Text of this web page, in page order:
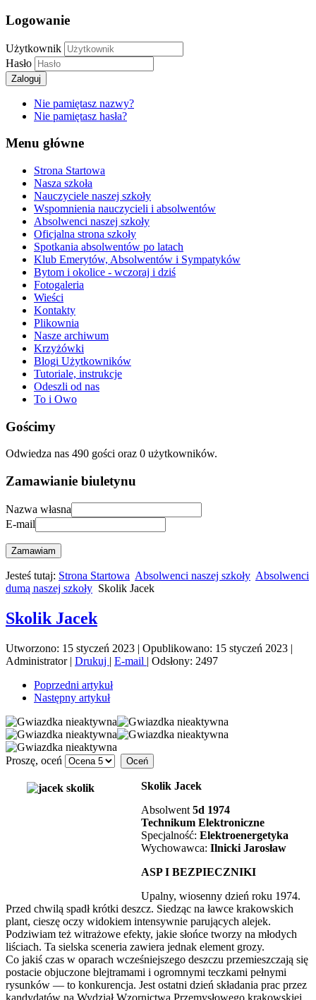
Logowanie
Użytkownik
Hasło
Zaloguj
Nie pamiętasz nazwy?
Nie pamiętasz hasła?
Menu główne
Strona Startowa
Nasza szkoła
Nauczyciele naszej szkoły
Wspomnienia nauczycieli i absolwentów
Absolwenci naszej szkoły
Oficjalna strona szkoły
Spotkania absolwentów po latach
Klub Emerytów, Absolwentów i Sympatyków
Bytom i okolice - wczoraj i dziś
Fotogaleria
Wieści
Kontakty
Plikownia
Nasze archiwum
Krzyżówki
Blogi Użytkowników
Tutoriale, instrukcje
Odeszli od nas
To i Owo
Gościmy
Odwiedza nas 490 gości oraz 0 użytkowników.
Zamawianie biuletynu
Nazwa własna
E-mail
Zamawiam
Jesteś tutaj: Strona Startowa Absolwenci naszej szkoły Absolwenci
dumą naszej szkoły Skolik Jacek
Skolik Jacek
Utworzono: 15 styczeń 2023 | Opublikowano: 15 styczeń 2023 |
Administrator| Drukuj | E-mail | Odsłony: 2497
Poprzedni artykuł
Następny artykuł
Proszę, oceń
Skolik Jacek
Absolwent 5d 1974
Technikum Elektroniczne
Specjalność: Elektroenergetyka
Wychowawca: Ilnicki Jarosław
ASP I BEZPIECZNIKI
Upalny, wiosenny dzień roku 1974.
Przed chwilą spadł krótki deszcz. Siedząc na ławce krakowskich
plant, cieszę oczy widokiem intensywnie parujących alejek.
Podziwiam też witrażowe efekty, jakie słońce tworzy na młodych
liściach. Ta sielska sceneria zawiera jednak element grozy.
Co jakiś czas w oparach wcześniejszego deszczu przemieszczają się
postacie objuczone blejtramami i ogromnymi teczkami pełnymi
rysunków — to konkurencja. Jest ostatni dzień składania prac przez
kandydatów na Wydział Wzornictwa Przemysłowego krakowskiej